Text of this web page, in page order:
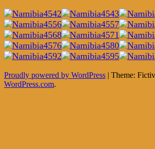
Posts
navigation
←
Proudly powered by WordPress | Theme:
WordPress.com.